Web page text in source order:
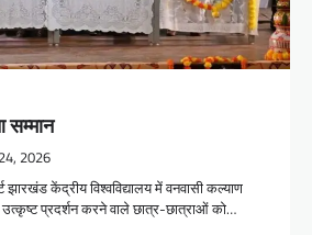
सम्मान
2026
झारखंड केंद्रीय विश्वविद्यालय में वनवासी कल्याण
प्रदर्शन करने वाले छात्र-छात्राओं को…